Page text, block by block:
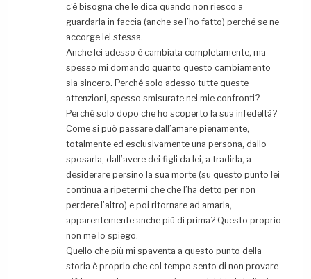
c’è bisogna che le dica quando non riesco a
guardarla in faccia (anche se l’ho fatto) perché se ne
accorge lei stessa.
Anche lei adesso è cambiata completamente, ma
spesso mi domando quanto questo cambiamento
sia sincero. Perché solo adesso tutte queste
attenzioni, spesso smisurate nei mie confronti?
Perché solo dopo che ho scoperto la sua infedeltà?
Come si può passare dall’amare pienamente,
totalmente ed esclusivamente una persona, dallo
sposarla, dall’avere dei figli da lei, a tradirla, a
desiderare persino la sua morte (su questo punto lei
continua a ripetermi che che l’ha detto per non
perdere l’altro) e poi ritornare ad amarla,
apparentemente anche più di prima? Questo proprio
non me lo spiego.
Quello che più mi spaventa a questo punto della
storia è proprio che col tempo sento di non provare